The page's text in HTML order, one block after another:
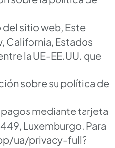
del sitio web, Este
California, Estados
la UE-EE.UU. que
sobre su política de
mediante tarjeta
Luxemburgo. Para
ua/privacy-full?